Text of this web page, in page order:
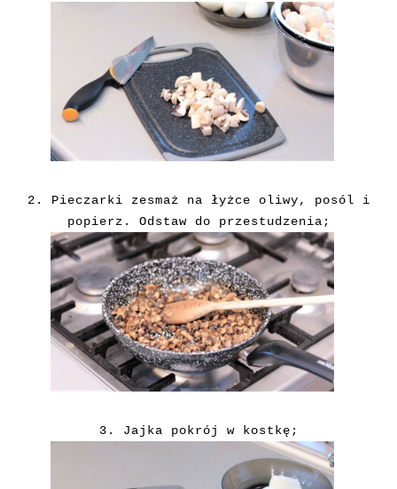
2. Pieczarki zesmaż na łyżce oliwy, posól i
popierz. Odstaw do przestudzenia;
3. Jajka pokrój w kostkę;